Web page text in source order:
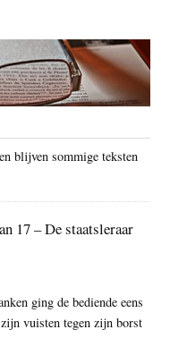
blijven sommige teksten
17 – De staatsleraar
ging de bediende eens
vuisten tegen zijn borst